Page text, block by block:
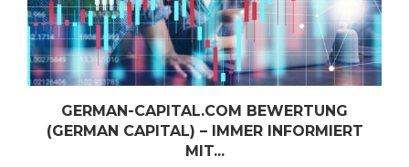
GERMAN-CAPITAL.COM BEWERTUNG
(GERMAN CAPITAL) – IMMER INFORMIERT
MIT...